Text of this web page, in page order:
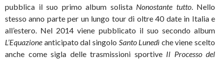
pubblica il suo primo album solista Nonostante tutto. Nello
stesso anno parte per un lungo tour di oltre 40 date in Italia e
all’estero. Nel 2014 viene pubblicato il suo secondo album
L’Equazione anticipato dal singolo Santo Lunedì che viene scelto
anche come sigla delle trasmissioni sportive Il Processo del